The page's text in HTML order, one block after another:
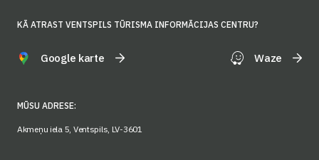
KĀ ATRAST VENTSPILS TŪRISMA INFORMĀCIJAS CENTRU?
Google karte Waze
MŪSU ADRESE:
Akmeņu iela 5, Ventspils, LV-3601